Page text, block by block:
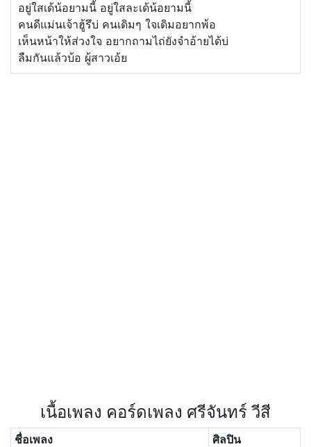
อยู่ใสเด้น้อยามนี้ อยู่ใสละเด้น้อยามนี้
คนดีแม่นเจ้าฮู้รึบ่ คนเดิมๆ ใจเดิมอยากพ้อ
เห็นหน้าให้ส่วงใจ อยากถามไถ่ยังจำอ้ายได้บ่
ลืมกันแล้วบ้อ ผู้สาวเอ้ย
เนื้อเพลง คอร์ดเพลง ศรีจันทร์ วีสี
ชื่อเพลง
ศิลปิน